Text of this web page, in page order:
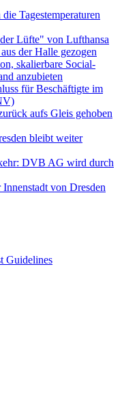
Tagestemperaturen
Lüfte" von Lufthansa
der Halle gezogen
skalierbare Social-
anzubieten
für Beschäftigte im
aufs Gleis gehoben
bleibt weiter
DVB AG wird durch
von Dresden
Guidelines